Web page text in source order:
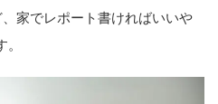
家でレポート書ければいいや